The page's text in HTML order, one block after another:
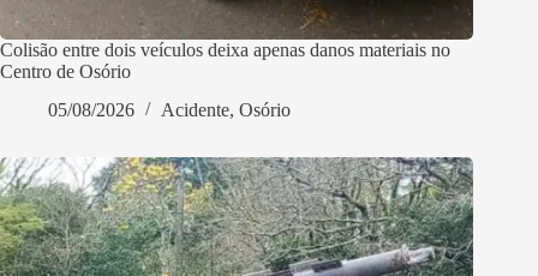
Colisão entre dois veículos deixa apenas danos materiais no
Centro de Osório
05/08/2026
Acidente, Osório